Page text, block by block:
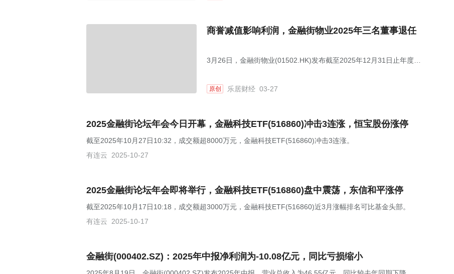
商誉减值影响利润，金融街物业2025年三名董事退任
3月26日，金融街物业(01502.HK)发布截至2025年12月31日止年度全
原创 乐居财经 03-27
2025金融街论坛年会今日开幕，金融科技ETF(516860)冲击3连涨，恒宝股份涨停
截至2025年10月27日10:32，成交额超8000万元，金融科技ETF(516860)冲击3连涨。
有连云
2025-10-27
2025金融街论坛年会即将举行，金融科技ETF(516860)盘中震荡，东信和平涨停
截至2025年10月17日10:18，成交额超3000万元，金融科技ETF(516860)近3月涨幅排名可比基金头部。
有连云
2025-10-17
金融街(000402.SZ)：2025年中报净利润为-10.08亿元，同比亏损缩小